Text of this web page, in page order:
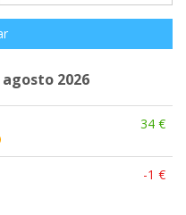
2026
34 €
-1 €